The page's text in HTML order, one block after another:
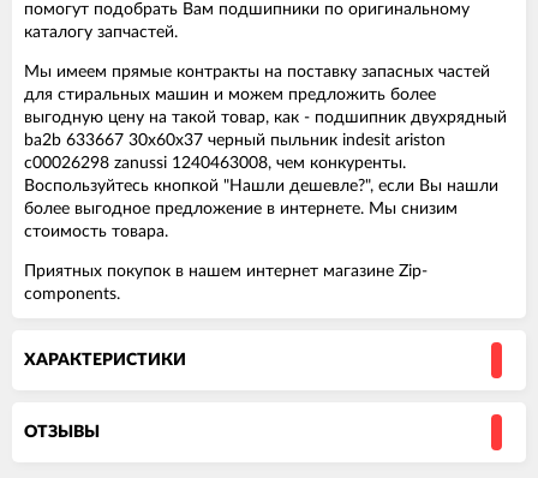
помогут подобрать Вам подшипники по оригинальному
каталогу запчастей.
Мы имеем прямые контракты на поставку запасных частей
для стиральных машин и можем предложить более
выгодную цену на такой товар, как - подшипник двухрядный
ba2b 633667 30x60x37 черный пыльник indesit ariston
c00026298 zanussi 1240463008, чем конкуренты.
Воспользуйтесь кнопкой "Нашли дешевле?", если Вы нашли
более выгодное предложение в интернете. Мы снизим
стоимость товара.
Приятных покупок в нашем интернет магазине Zip-
components.
ХАРАКТЕРИСТИКИ
ОТЗЫВЫ